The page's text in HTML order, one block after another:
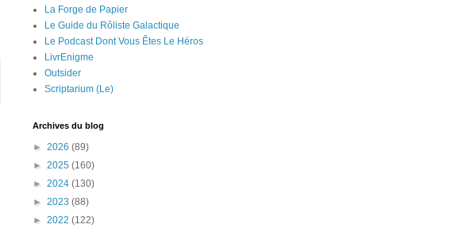
La Forge de Papier
Le Guide du Rôliste Galactique
Le Podcast Dont Vous Êtes Le Héros
LivrEnigme
Outsider
Scriptarium (Le)
Archives du blog
► 2026 (89)
► 2025 (160)
► 2024 (130)
► 2023 (88)
► 2022 (122)